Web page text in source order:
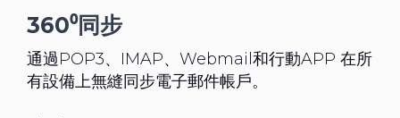
360⁰同步
通過POP3、IMAP、Webmail和行動APP 在所
有設備上無縫同步電子郵件帳戶。